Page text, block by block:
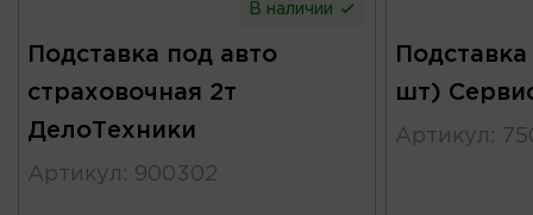
В наличии
Подставка под авто
страховочная 2т
ДелоТехники
Артикул : 900302
шт)
Артикул :